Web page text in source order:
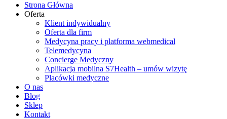
Strona Główna
Oferta
Klient indywidualny
Oferta dla firm
Medycyna pracy i platforma webmedical
Telemedycyna
Concierge Medyczny
Aplikacja mobilna S7Health – umów wizytę
Placówki medyczne
O nas
Blog
Sklep
Kontakt